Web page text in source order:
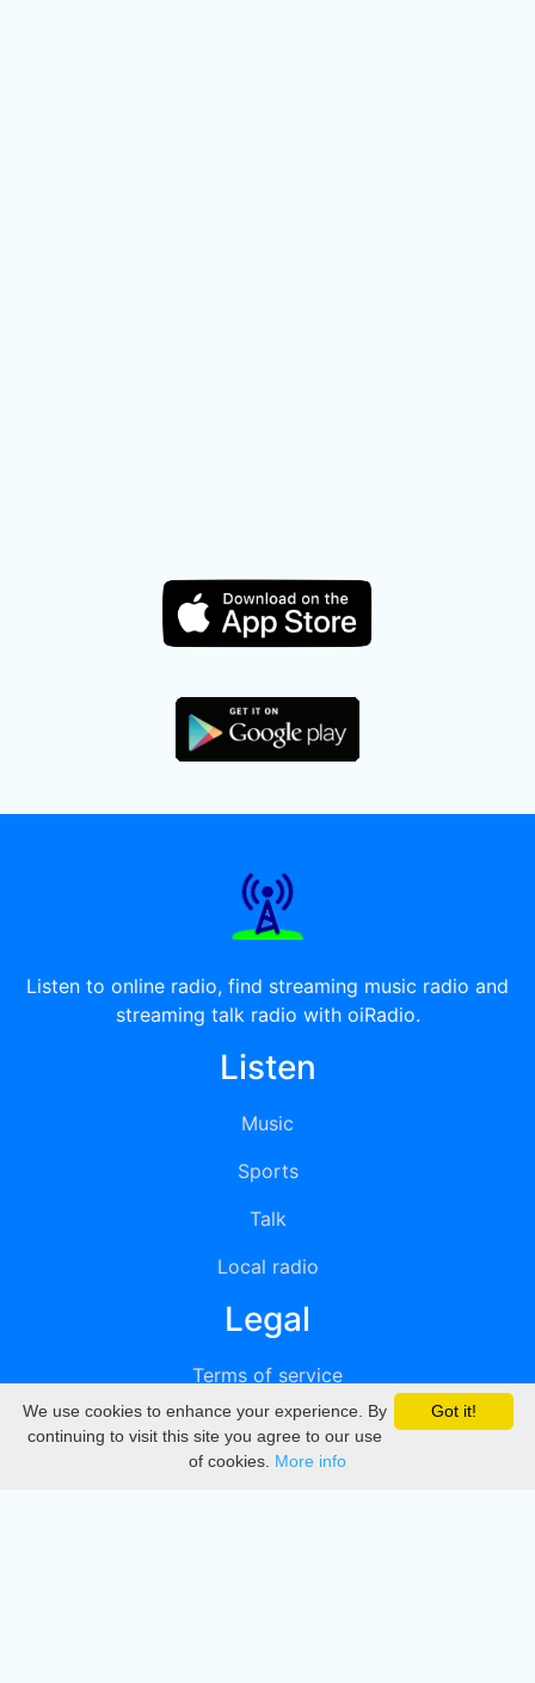
Listen to online radio, find streaming music radio and
streaming talk radio with oiRadio.
Listen
Music
Sports
Talk
Local radio
Legal
Terms of service
Privacy
DMCA
Got it!
We use cookies to enhance your experience. By
continuing to visit this site you agree to our use
of cookies. More info